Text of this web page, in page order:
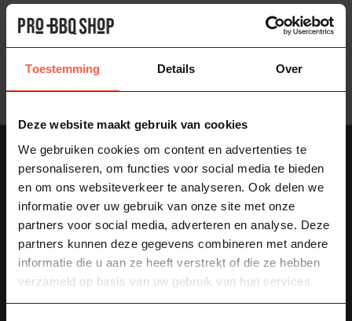
Toestemming Details Over
Deze website maakt gebruik van cookies
We gebruiken cookies om content en advertenties te
personaliseren, om functies voor social media te bieden
en om ons websiteverkeer te analyseren. Ook delen we
informatie over uw gebruik van onze site met onze
partners voor social media, adverteren en analyse. Deze
partners kunnen deze gegevens combineren met andere
informatie die u aan ze heeft verstrekt of die ze hebben
verzameld op basis van uw gebruik van hun services.
Toon1-0van 0
Klantenservice
Als je vragen hebt over onze producten of je aankoop, bezoek dan
Abonneer je op onze nieuwsbrief
Blijf op de hoogte over onze laatste acties